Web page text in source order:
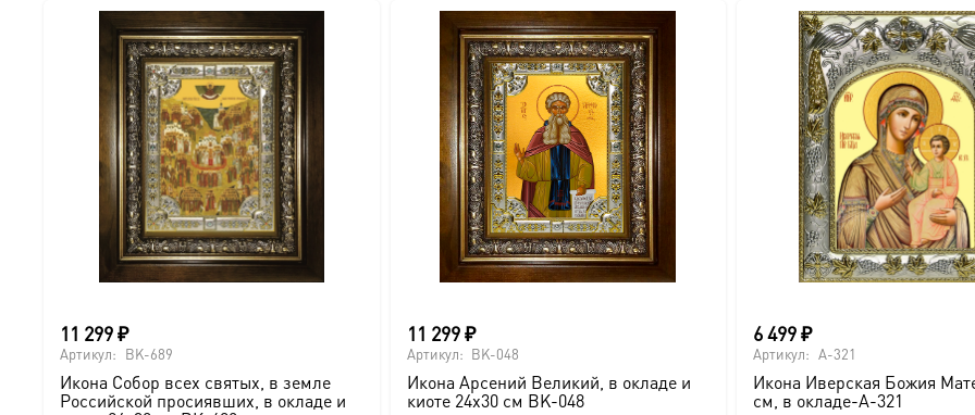
11 299₽
Артикул: BK-689
Икона Собор всех святых, в земле
Российской просиявших, в окладе и
11 299₽
Артикул: BK-048
Икона Арсений Великий, в окладе и
киоте 24х30 см BK-048
6 499₽
Артикул: A-321
Икона Иверская Божия
см, в окладе-A-321